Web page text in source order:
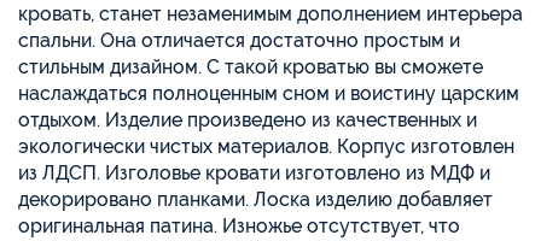
кровать, станет незаменимым дополнением интерьера
спальни. Она отличается достаточно простым и
стильным дизайном. С такой кроватью вы сможете
наслаждаться полноценным сном и воистину царским
отдыхом. Изделие произведено из качественных и
экологически чистых материалов. Корпус изготовлен
из ЛДСП. Изголовье кровати изготовлено из МДФ и
декорировано планками. Лоска изделию добавляет
оригинальная патина. Изножье отсутствует, что